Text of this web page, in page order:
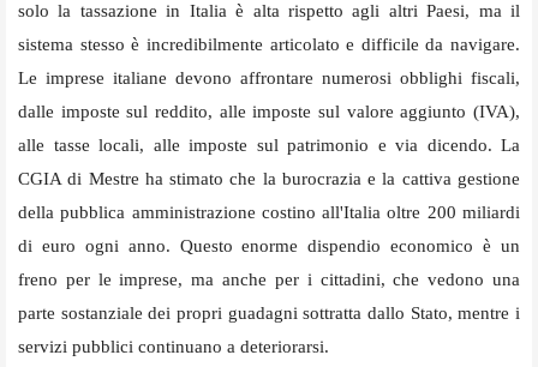
solo la tassazione in Italia è alta rispetto agli altri Paesi, ma il
sistema stesso è incredibilmente articolato e difficile da navigare.
Le imprese italiane devono affrontare numerosi obblighi fiscali,
dalle imposte sul reddito, alle imposte sul valore aggiunto (IVA),
alle tasse locali, alle imposte sul patrimonio e via dicendo. La
CGIA di Mestre ha stimato che la burocrazia e la cattiva gestione
della pubblica amministrazione costino all'Italia oltre 200 miliardi
di euro ogni anno. Questo enorme dispendio economico è un
freno per le imprese, ma anche per i cittadini, che vedono una
parte sostanziale dei propri guadagni sottratta dallo Stato, mentre i
servizi pubblici continuano a deteriorarsi.